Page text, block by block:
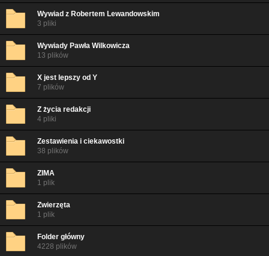
Wywiad z Robertem Lewandowskim
3 pliki
Wywiady Pawła Wilkowicza
13 plików
X jest lepszy od Y
7 plików
Z życia redakcji
4 pliki
Zestawienia i ciekawostki
38 plików
ZIMA
1 plik
Zwierzęta
1 plik
Folder główny
4228 plików